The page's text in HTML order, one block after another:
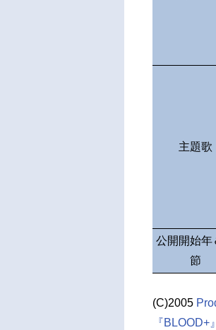
主題歌
公開開始年
節
(C)2005
『BLOOD+